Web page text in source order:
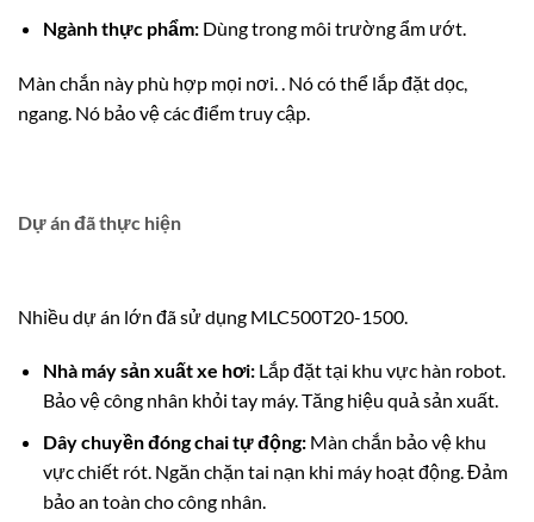
Ngành thực phẩm:Dùng trong môi trường ẩm ướt.
Màn chắn này phù hợp mọi nơi. . Nó có thể lắp đặt dọc,
ngang. Nó bảo vệ các điểm truy cập.
Dự án đã thực hiện
Nhiều dự án lớn đã sử dụng MLC500T20-1500.
Nhà máy sản xuất xe hơi:Lắp đặt tại khu vực hàn robot.
Bảo vệ công nhân khỏi tay máy. Tăng hiệu quả sản xuất.
Dây chuyền đóng chai tự động:Màn chắn bảo vệ khu
vực chiết rót. Ngăn chặn tai nạn khi máy hoạt động. Đảm
bảo an toàn cho công nhân.